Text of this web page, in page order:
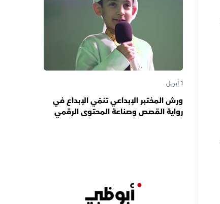
1 أبريل
ورش المختبر الإبداعي تنمّي الإبداع في
رواية القصص وصناعة المحتوى الرقمي